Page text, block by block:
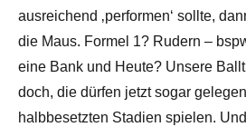
ausreichend ‚performen‘ sollte,
die Maus. Formel 1? Rudern –
eine Bank und Heute? Unsere
doch, die dürfen jetzt sogar
halbbesetzten Stadien spielen.